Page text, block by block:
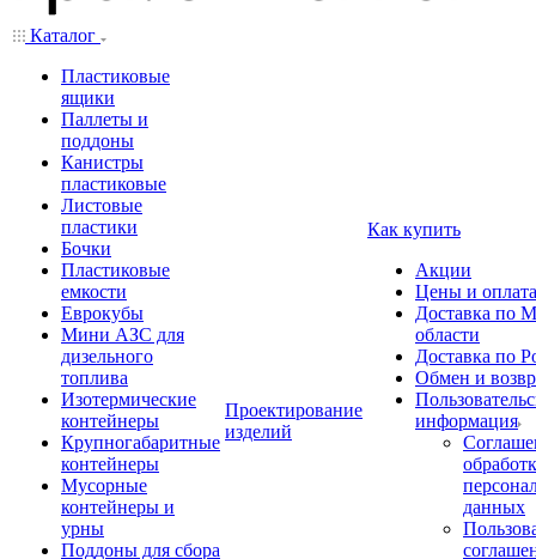
Каталог
Пластиковые
ящики
Паллеты и
поддоны
Канистры
пластиковые
Листовые
пластики
Бочки
Пластиковые
емкости
Еврокубы
Мини АЗС для
дизельного
топлива
Изотермические
контейнеры
Крупногабаритные
контейнеры
Мусорные
контейнеры и
урны
Поддоны для сбора
Проектирование
изделий
Как купить
Акции
Цены и оплата
Доставка по
области
Доставка по
Обмен и
информация
данных